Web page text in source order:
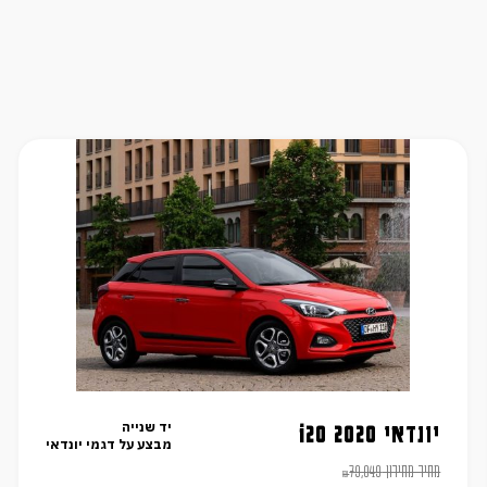
יונדאי i20 2020
מחיר מחירון ₪79,049
יד שנייה
מבצע על דגמי יונדאי